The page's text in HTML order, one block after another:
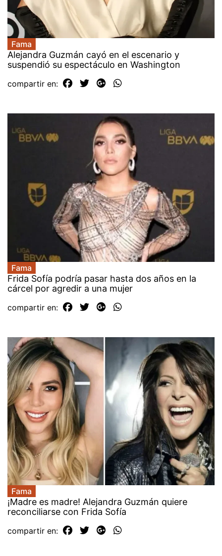
Fama
Alejandra Guzmán cayó en el escenario y
suspendió su espectáculo en Washington
compartir en:
Fama
Frida Sofía podría pasar hasta dos años en la
cárcel por agredir a una mujer
compartir en:
Fama
¡Madre es madre! Alejandra Guzmán quiere
reconciliarse con Frida Sofía
compartir en: